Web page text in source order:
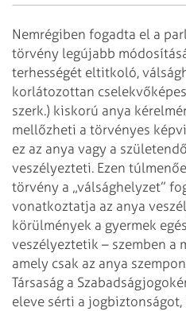
Nemrégiben fogadta el a
törvény legújabb
terhességét eltitkoló,
korlátozottan
szerk.) kiskorú anya
mellőzheti a törvényes
ez az anya vagy a
veszélyezteti. Ezen
törvény a „válsághelyzet”
vonatkoztatja az anya
körülmények a gyermek
veszélyeztetik – szemben a
amely csak az anya
Társaság a
eleve sérti a jogbiztonságot,